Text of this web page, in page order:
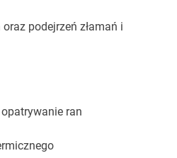
podejrzeń złamań i
ran